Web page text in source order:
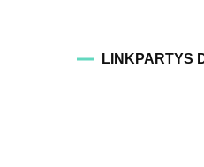
LINKPARTYS